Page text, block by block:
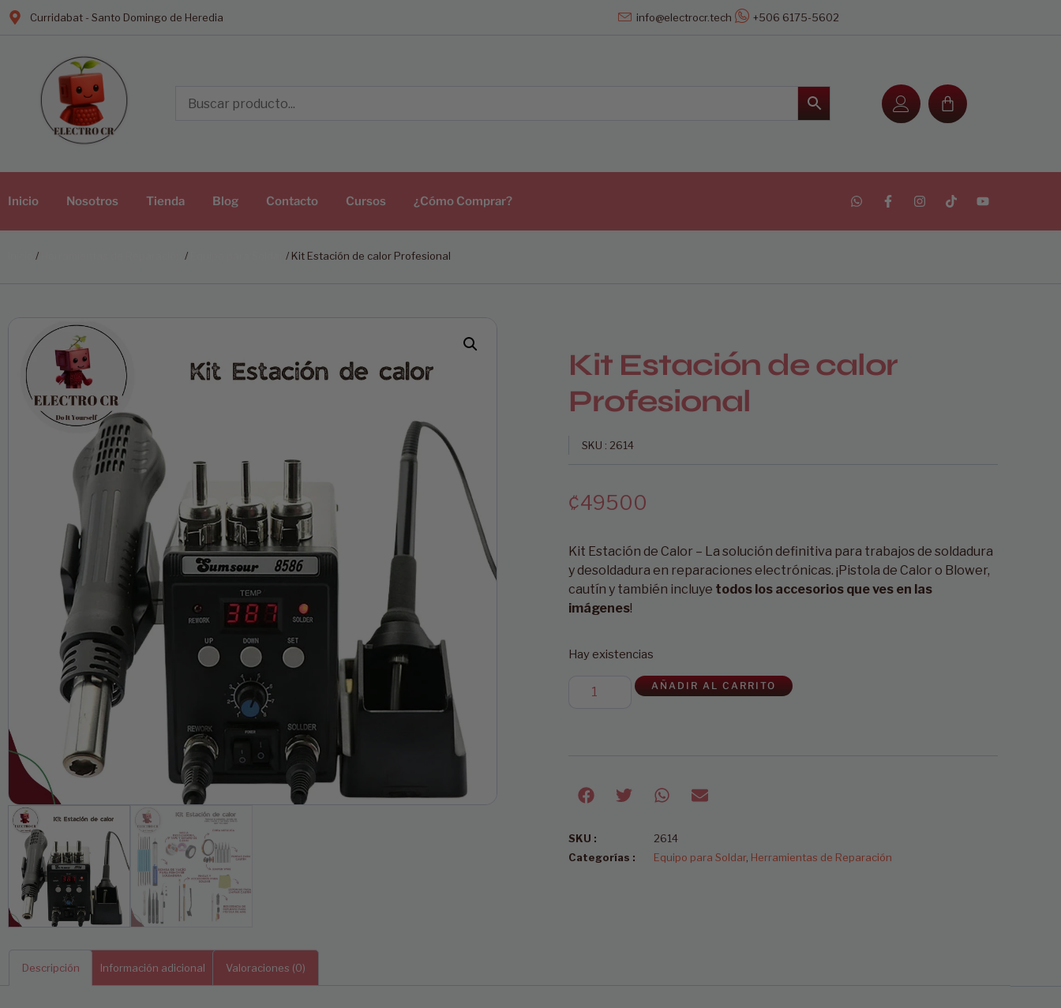
Curridabat - Santo Domingo de Heredia info@electrocr.tech +506 6175-5602
Inicio Nosotros Tienda Blog Contacto Cursos ¿Cómo Comprar?
/ / / Kit Estación de calor Profesional
Kit Estación de calor
Profesional
SKU : 2614
₡49500
Kit Estación de Calor – La solución definitiva para trabajos de soldadura
y desoldadura en reparaciones electrónicas. ¡Pistola de Calor o Blower,
cautín y también incluye todos los accesorios que ves en las
imágenes!
Hay existencias
AÑADIR AL CARRITO
SKU :
2614
Categorías :
Equipo para Soldar, Herramientas de Reparación
Descripción Información adicional Valoraciones (0)